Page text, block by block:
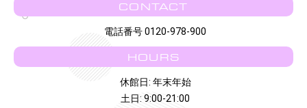
CONTACT
電話番号 0120-978-900
HOURS
休館日: 年末年始
土日: 9:00-21:00